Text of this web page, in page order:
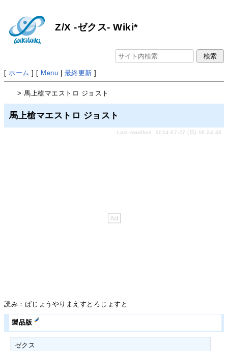
Z/X -ゼクス- Wiki*
[ ホーム ] [ Menu | 最終更新 ]
> 馬上槍マエストロ ジョスト
馬上槍マエストロ ジョスト
Last-modified: 2014-07-27 (日) 16:24:46
読み：ばじょうやりまえすとろじょすと
製品版
ゼクス